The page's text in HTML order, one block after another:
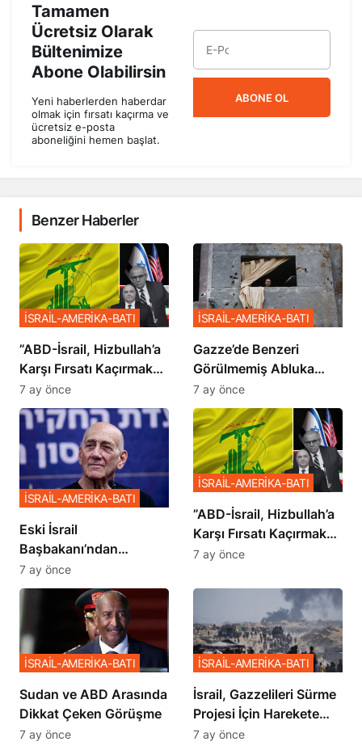
Tamamen
Ücretsiz Olarak
Bültenimize
Abone Olabilirsin
Yeni haberlerden haberdar
olmak için fırsatı kaçırma ve
ücretsiz e-posta
aboneliğini hemen başlat.
ABONE OL
Benzer Haberler
​​​​​​​”ABD-İsrail, Hizbullah’a
Karşı Fırsatı Kaçırmak
İstemiyor”
İSRAİL-AMERİKA-BATI
7 ay önce
​​​​​​​Gazze’de Benzeri
Görülmemiş Abluka
Planı
İSRAİL-AMERİKA-BATI
7 ay önce
Eski İsrail
Başbakanı’ndan
Netanyahu’ya Ağır
Sözler
İSRAİL-AMERİKA-BATI
7 ay önce
​​​​​​​”ABD-İsrail, Hizbullah’a
Karşı Fırsatı Kaçırmak
İstemiyor”
İSRAİL-AMERİKA-BATI
7 ay önce
Sudan ve ABD Arasında
Dikkat Çeken Görüşme
İSRAİL-AMERİKA-BATI
7 ay önce
İsrail, Gazzelileri Sürme
Projesi İçin Harekete
Geçti
İSRAİL-AMERİKA-BATI
7 ay önce